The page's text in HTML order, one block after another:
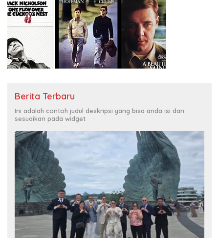
Berita Terbaru
Ini adalah contoh judul deskripsi yang bisa anda isi dan
sesuaikan pada widget